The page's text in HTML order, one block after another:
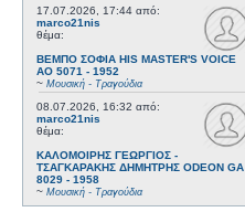
17.07.2026, 17:44 από:
marco21nis
θέμα:
ΒΕΜΠΟ ΣΟΦΙΑ HIS MASTER'S VOICE
AO 5071 - 1952
~ Μουσική - Τραγούδια
08.07.2026, 16:32 από:
marco21nis
θέμα:
ΚΑΛΟΜΟΙΡΗΣ ΓΕΩΡΓΙΟΣ -
ΤΣΑΓΚΑΡΑΚΗΣ ΔΗΜΗΤΡΗΣ ODEON GA
8029 - 1958
~ Μουσική - Τραγούδια